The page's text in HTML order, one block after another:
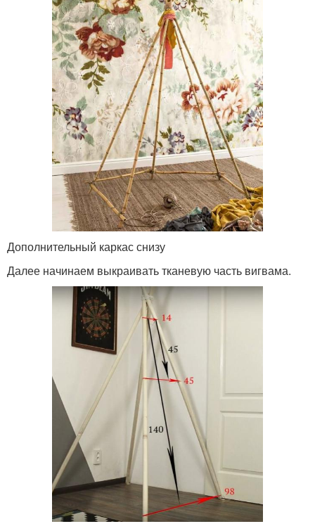
Дополнительный каркас снизу
Далее начинаем выкраивать тканевую часть вигвама.